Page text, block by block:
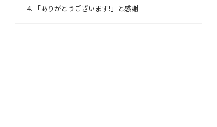
「ありがとうございます!」と感謝